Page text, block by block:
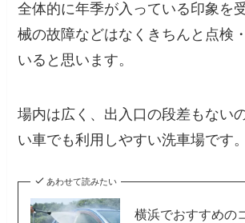
全体的に年季が入っている印象を
械の故障などはなくきちんと点検
いると思います。
場内は広く、出入口の段差もない
い車でも利用しやすい洗車場です。
あわせて読みたい
横浜でおすすめの